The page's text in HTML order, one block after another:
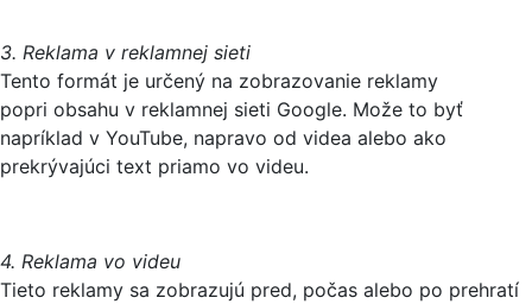
3. Reklama v reklamnej sieti
Tento formát je určený na zobrazovanie reklamy
popri obsahu v reklamnej sieti Google. Može to byť
napríklad v YouTube, napravo od videa alebo ako
prekrývajúci text priamo vo videu.
4. Reklama vo videu
Tieto reklamy sa zobrazujú pred, počas alebo po prehratí